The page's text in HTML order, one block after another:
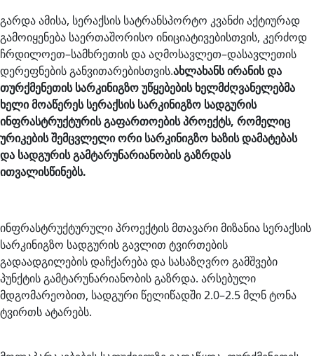
გარდა ამისა, სერაქსის სატრანსპორტო კვანძი აქტიურად
გამოიყენება საერთაშორისო ინიციატივებისთვის, კერძოდ
ჩრდილოეთ–სამხრეთის და აღმოსავლეთ–დასავლეთის
დერეფნების განვითარებისთვის.ახლახანს ირანის და
თურქმენეთის სარკინიგზო უწყებების ხელმძღვანელებმა
ხელი მოაწერეს სერაქსის სარკინიგზო სადგურის
ინფრასტრუქტურის გაფართოების პროექტს, რომელიც
ურიკების შემცვლელი ორი სარკინიგზო ხაზის დამატებას
და სადგურის გამტარუნარიანობის გაზრდას
ითვალისწინებს.
ინფრასტრუქტურული პროექტის მთავარი მიზანია სერაქსის
სარკინიგზო სადგურის გავლით ტვირთების
გადაადგილების დაჩქარება და სასაზღვრო გამშვები
პუნქტის გამტარუნარიანობის გაზრდა. არსებული
მდგომარეობით, სადგური წელიწადში 2.0–2.5 მლნ ტონა
ტვირთს ატარებს.